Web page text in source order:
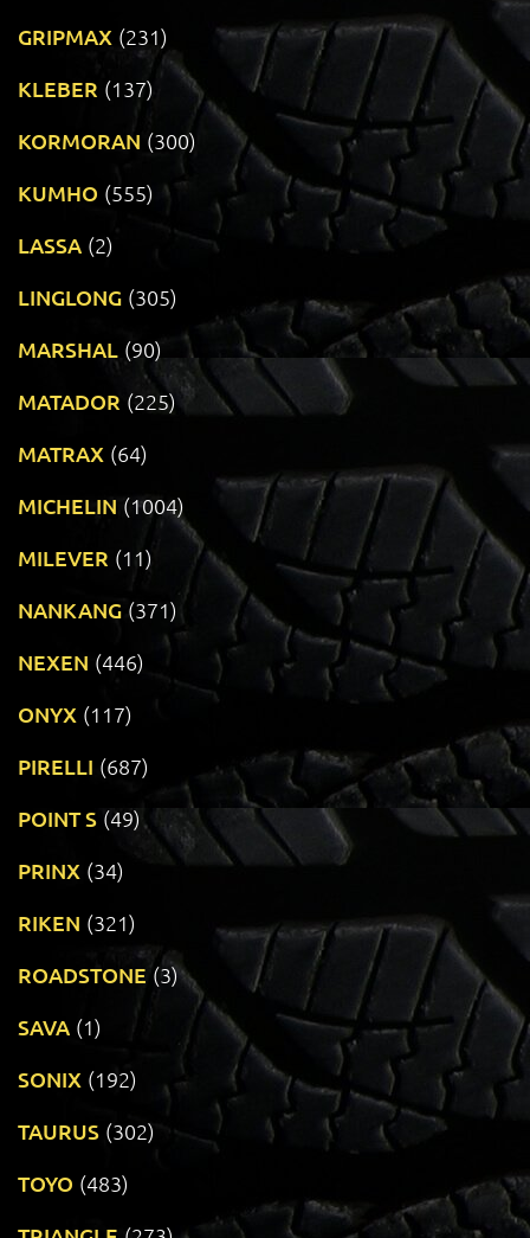
GRIPMAX (231)
KLEBER (137)
KORMORAN (300)
KUMHO (555)
LASSA (2)
LINGLONG (305)
MARSHAL (90)
MATADOR (225)
MATRAX (64)
MICHELIN (1004)
MILEVER (11)
NANKANG (371)
NEXEN (446)
ONYX (117)
PIRELLI (687)
POINT S (49)
PRINX (34)
RIKEN (321)
ROADSTONE (3)
SAVA (1)
SONIX (192)
TAURUS (302)
TOYO (483)